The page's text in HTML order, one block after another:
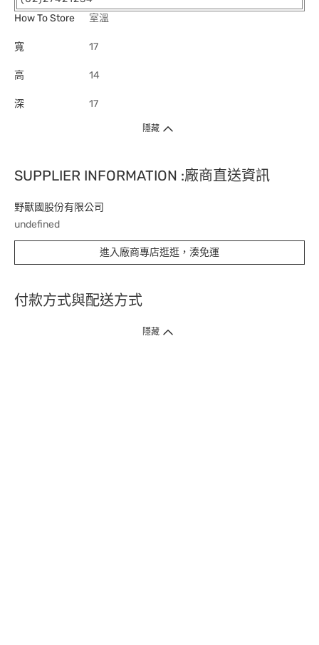
How To Store
室溫
寬 17
高 14
深 17
隱藏
SUPPLIER INFORMATION :廠商直送資訊
野獸國股份有限公司
undefined
進入廠商專店逛逛，湊免運
付款方式與配送方式
隱藏